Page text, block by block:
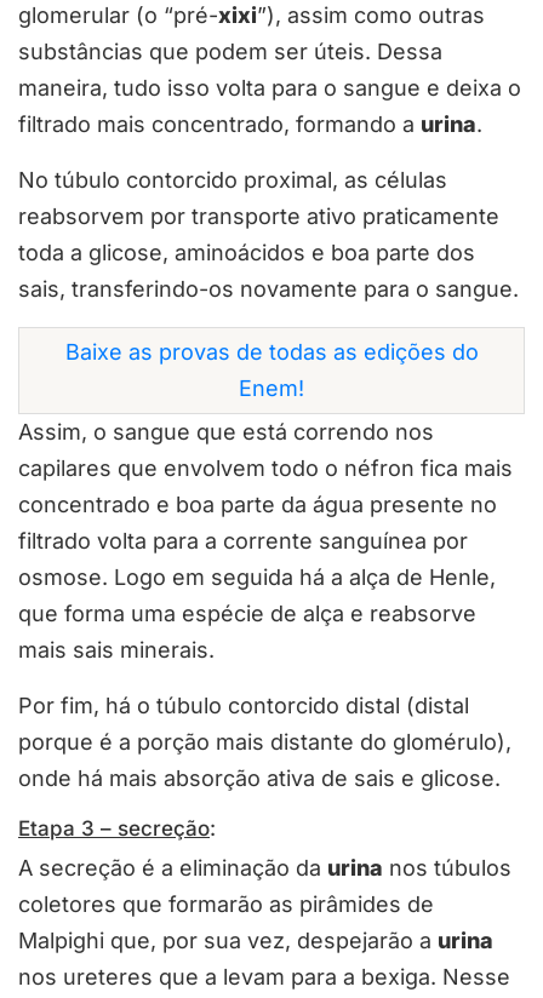
glomerular (o “pré-xixi”), assim como outras
substâncias que podem ser úteis. Dessa
maneira, tudo isso volta para o sangue e deixa o
filtrado mais concentrado, formando a urina.
No túbulo contorcido proximal, as células
reabsorvem por transporte ativo praticamente
toda a glicose, aminoácidos e boa parte dos
sais, transferindo-os novamente para o sangue.
Baixe as provas de todas as edições do
Enem!
Assim, o sangue que está correndo nos
capilares que envolvem todo o néfron fica mais
concentrado e boa parte da água presente no
filtrado volta para a corrente sanguínea por
osmose. Logo em seguida há a alça de Henle,
que forma uma espécie de alça e reabsorve
mais sais minerais.
Por fim, há o túbulo contorcido distal (distal
porque é a porção mais distante do glomérulo),
onde há mais absorção ativa de sais e glicose.
Etapa 3 – secreção:
A secreção é a eliminação da urina nos túbulos
coletores que formarão as pirâmides de
Malpighi que, por sua vez, despejarão a urina
nos ureteres que a levam para a bexiga. Nesse